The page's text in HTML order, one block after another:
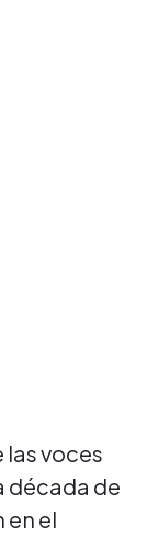
las voces
década de
en el